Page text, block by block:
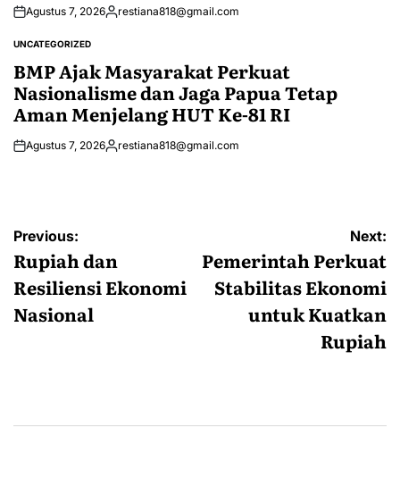
Agustus 7, 2026Posted
restiana818@gmail.com
POSTED
UNCATEGORIZED
BMP Ajak Masyarakat Perkuat
Nasionalisme dan Jaga Papua Tetap
Aman Menjelang HUT Ke-81 RI
Agustus 7, 2026Posted
restiana818@gmail.com
Navigasi
pos
Previous:
Rupiah dan
Resiliensi Ekonomi
Nasional
Next:
Pemerintah Perkuat
Stabilitas Ekonomi
untuk Kuatkan
Rupiah